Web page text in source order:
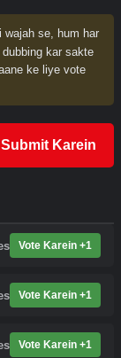
wajah se, hum har
kar sakte
ke liye vote
Karein
Vote Karein +1
Vote Karein +1
Vote Karein +1